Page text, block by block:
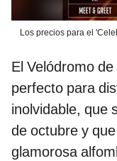
Los precios para el
El Velódromo
perfecto para
inolvidable, que
de octubre y
glamorosa